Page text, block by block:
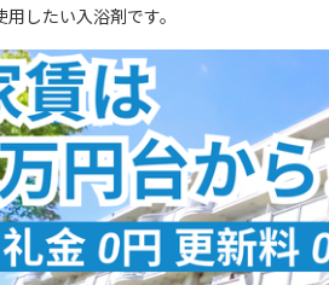
用したい入浴剤です。